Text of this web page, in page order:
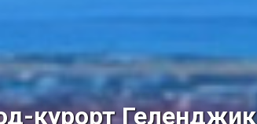
курорт Геленджик